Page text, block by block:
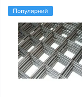
Популярний